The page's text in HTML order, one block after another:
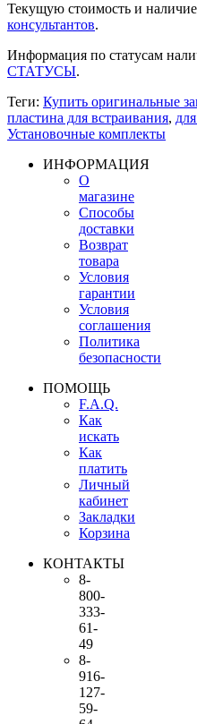
Текущую стоимость и наличие
консультантов.
Информация по статусам
СТАТУСЫ.
Теги: Купить оригинальные
пластина для встраивания,
Установочные комплекты
ИНФОРМАЦИЯ
О
магазине
Способы
доставки
Возврат
товара
Условия
гарантии
Условия
соглашения
Политика
безопасности
ПОМОЩЬ
F.A.Q.
Как
искать
Как
платить
Личный
кабинет
Закладки
Корзина
КОНТАКТЫ
8-
800-
333-
61-
49
8-
916-
127-
59-